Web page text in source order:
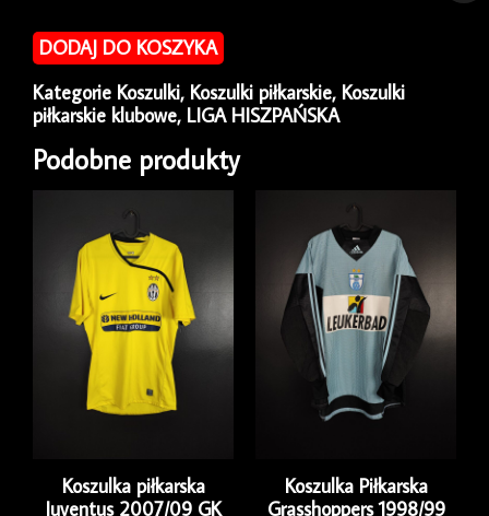
piłkarska
Real
2018/19
Third
Adidas
Isco
#22
DODAJ DO KOSZYKA
Kategorie Koszulki, Koszulki piłkarskie, Koszulki
piłkarskie klubowe, LIGA HISZPAŃSKA
Podobne produkty
Koszulka piłkarska
Juventus 2007/09 GK
Koszulka Piłkarska
Grasshoppers 1998/99